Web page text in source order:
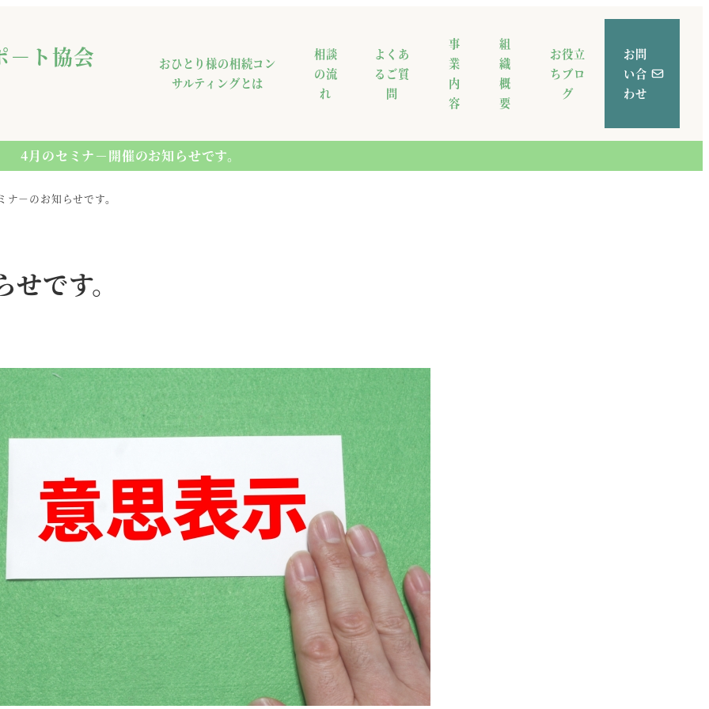
－ト協会
おひとり様の相続コン
サルティングとは
相談
の流
れ
よくあ
るご質
問
事
業
内
容
組
織
概
要
お役立
ちブロ
グ
お問
い合
わせ
4月のセミナ－開催のお知らせです。
－のお知らせです。
です。